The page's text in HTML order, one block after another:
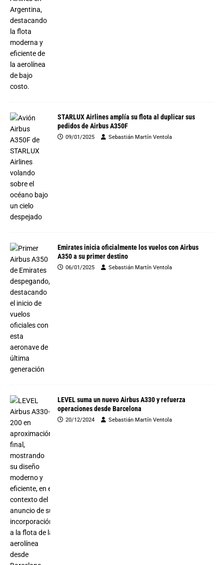
STARLUX Airlines amplía su flota al duplicar sus
pedidos de Airbus A350F
09/01/2025 Sebastián Martín Ventola
Emirates inicia oficialmente los vuelos con Airbus
A350 a su primer destino
06/01/2025 Sebastián Martín Ventola
LEVEL suma un nuevo Airbus A330 y refuerza
operaciones desde Barcelona
20/12/2024 Sebastián Martín Ventola